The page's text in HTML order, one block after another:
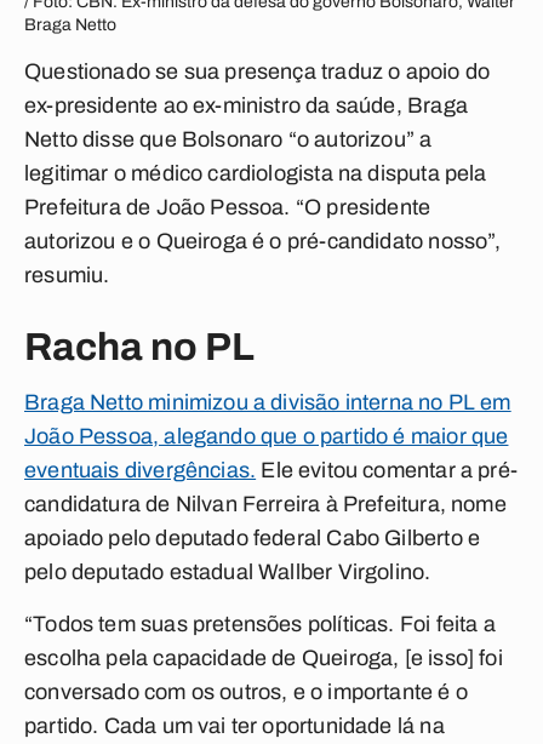
Braga Netto
Questionado se sua presença traduz o apoio do
ex-presidente ao ex-ministro da saúde, Braga
Netto disse que Bolsonaro “o autorizou” a
legitimar o médico cardiologista na disputa pela
Prefeitura de João Pessoa. “O presidente
autorizou e o Queiroga é o pré-candidato nosso”,
resumiu.
Racha no PL
Braga Netto minimizou a divisão interna no PL em
João Pessoa, alegando que o partido é maior que
eventuais divergências. Ele evitou comentar a pré-
candidatura de Nilvan Ferreira à Prefeitura, nome
apoiado pelo deputado federal Cabo Gilberto e
pelo deputado estadual Wallber Virgolino.
“Todos tem suas pretensões políticas. Foi feita a
escolha pela capacidade de Queiroga, [e isso] foi
conversado com os outros, e o importante é o
partido. Cada um vai ter oportunidade lá na